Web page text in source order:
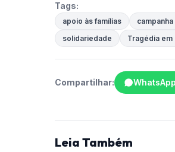
Tags:
apoio às famílias
solidariedade
Tragédia em
Compartilhar: WhatsApp
Leia Também